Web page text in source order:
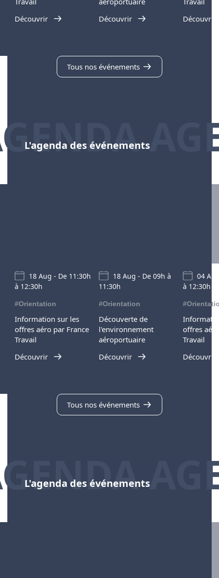
Découvrir
Découvrir
Découvrir
Tous nos événements
L'agenda des événements
18 Aug - De 11:30h
à 12:30h
#Orientation
Information sur les
offres aéro par France
Travail
Découvrir
18 Aug - De 09h à
11:30h
#Orientation
Découverte de
l'environnement
aéroportuaire
Découvrir
04
à 12:30h
offres
Travail
Découvrir
Tous nos événements
L'agenda des événements